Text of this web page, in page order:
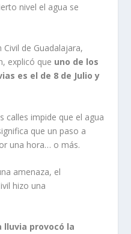
nivel el agua se
de Guadalajara,
explicó que uno de los
es el de 8 de Julio y
calles impide que el agua
que un paso a
una hora… o más.
amenaza, el
hizo una
lluvia provocó la